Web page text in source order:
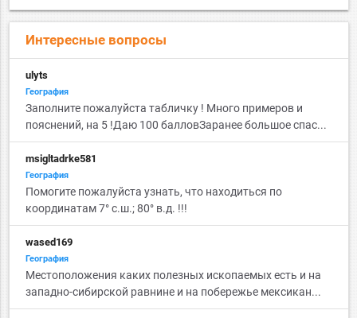
Интересные вопросы
ulyts
География
Заполните пожалуйста табличку ! Много примеров и
пояснений, на 5 !Даю 100 балловЗаранее большое спас...
msigltadrke581
География
Помогите пожалуйста узнать, что находиться по
координатам 7° с.ш.; 80° в.д. !!!
wased169
География
Местоположения каких полезных ископаемых есть и на
западно-сибирской равнине и на побережье мексикан...